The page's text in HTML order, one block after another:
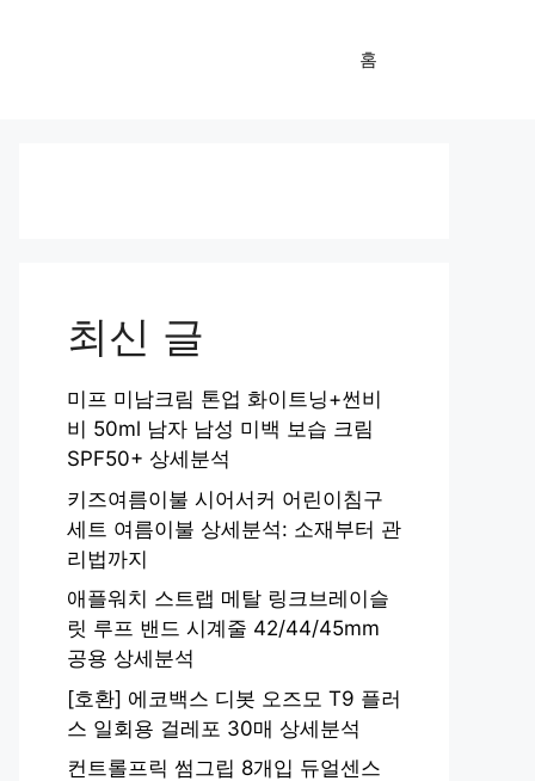
홈
최신 글
미프 미남크림 톤업 화이트닝+썬비
비 50ml 남자 남성 미백 보습 크림
SPF50+ 상세분석
키즈여름이불 시어서커 어린이침구
세트 여름이불 상세분석: 소재부터 관
리법까지
애플워치 스트랩 메탈 링크브레이슬
릿 루프 밴드 시계줄 42/44/45mm
공용 상세분석
[호환] 에코백스 디봇 오즈모 T9 플러
스 일회용 걸레포 30매 상세분석
컨트롤프릭 썸그립 8개입 듀얼센스